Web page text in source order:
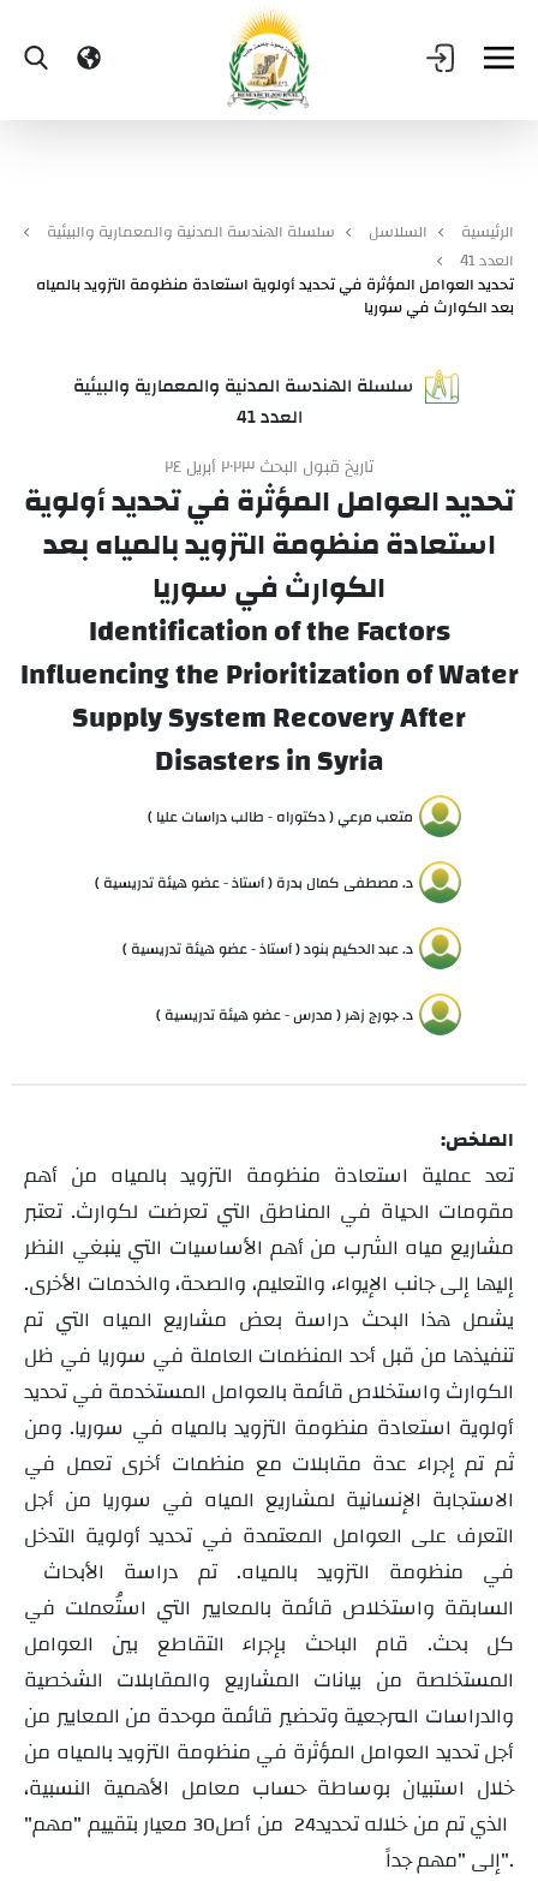
الرئيسية السلاسل
سلسلة الهندسة المدنية والمعمارية والبيئية
العدد 41
تحديد العوامل المؤثرة في تحديد أولوية استعادة منظومة التزويد بالمياه
بعد الكوارث في سوريا
سلسلة الهندسة المدنية والمعمارية والبيئية
العدد 41
تاريخ قبول البحث ٢٠٢٣ أبريل ٢٤
تحديد العوامل المؤثرة في تحديد أولوية
استعادة منظومة التزويد بالمياه بعد
الكوارث في سوريا
Identification of the Factors
Influencing the Prioritization of Water
Supply System Recovery After
Disasters in Syria
متعب مرعي ( دكتوراه - طالب دراسات عليا )
د. مصطفى كمال بدرة ( أستاذ - عضو هيئة تدريسية )
د. عبد الحكيم بنود ( أستاذ - عضو هيئة تدريسية )
د. جورج زهر ( مدرس - عضو هيئة تدريسية )
الملخص:
تعد عملية استعادة منظومة التزويد بالمياه من أهم
مقومات الحياة في المناطق التي تعرضت لكوارث. تعتبر
مشاريع مياه الشرب من أهم الأساسيات التي ينبغي النظر
إليها إلى جانب الإيواء، والتعليم، والصحة، والخدمات الأخرى.
يشمل هذا البحث دراسة بعض مشاريع المياه التي تم
تنفيذها من قبل أحد المنظمات العاملة في سوريا في ظل
الكوارث واستخلاص قائمة بالعوامل المستخدمة في تحديد
أولوية استعادة منظومة التزويد بالمياه في سوريا. ومن
ثم تم إجراء عدة مقابلات مع منظمات أخرى تعمل في
الاستجابة الإنسانية لمشاريع المياه في سوريا من أجل
التعرف على العوامل المعتمدة في تحديد أولوية التدخل
في منظومة التزويد بالمياه. تم دراسة الأبحاث
السابقة واستخلاص قائمة بالمعايير التي استُعملت في
كل بحث. قام الباحث بإجراء التقاطع بين العوامل
المستخلصة من بيانات المشاريع والمقابلات الشخصية
والدراسات المرجعية وتحضير قائمة موحدة من المعايير من
أجل تحديد العوامل المؤثرة في منظومة التزويد بالمياه من
خلال استبيان بوساطة حساب معامل الأهمية النسبية،
24
30 معيار بتقييم "مهم"
إلى "مهم جداً".